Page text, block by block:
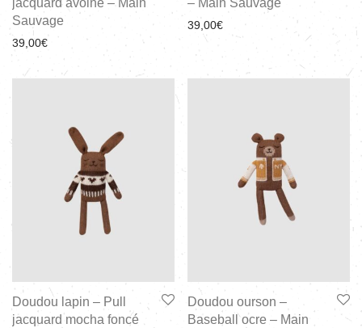
jacquard avoine – Main
Sauvage
39,00€
– Main Sauvage
39,00€
Doudou lapin – Pull
jacquard mocha foncé
Doudou ourson –
Baseball ocre – Main